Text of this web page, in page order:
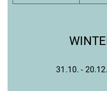
31.10. -